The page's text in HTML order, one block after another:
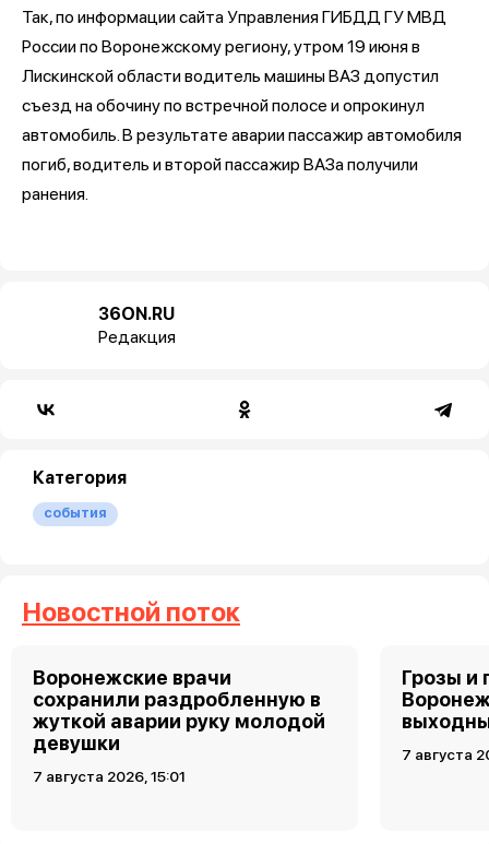
Так, по информации сайта Управления ГИБДД ГУ МВД
России по Воронежскому региону, утром 19 июня в
Лискинской области водитель машины ВАЗ допустил
съезд на обочину по встречной полосе и опрокинул
автомобиль. В результате аварии пассажир автомобиля
погиб, водитель и второй пассажир ВАЗа получили
ранения.
36ON.RU
Редакция
Категория
события
Новостной поток
Воронежские врачи
сохранили раздробленную в
жуткой аварии руку молодой
девушки
7 августа 2026, 15:01
Грозы и
7 августа